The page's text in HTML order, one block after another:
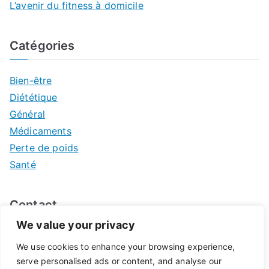
We value your privacy
We use cookies to enhance your browsing experience,
serve personalised ads or content, and analyse our
L’avenir du fitness à domicile
Catégories
Bien-être
Diététique
Général
Médicaments
Perte de poids
Santé
Contact